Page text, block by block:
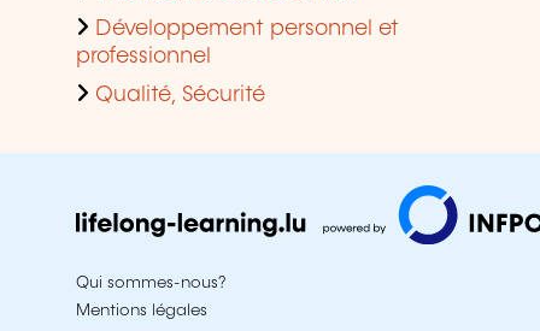
Développement personnel et
professionnel
Qualité, Sécurité
Qui sommes-nous?
Mentions légales